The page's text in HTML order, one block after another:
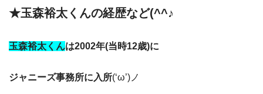
★玉森裕太くんの経歴など(^^♪
玉森裕太くんは2002年(当時12歳)に
ジャニーズ事務所に入所(‘ω’)ノ